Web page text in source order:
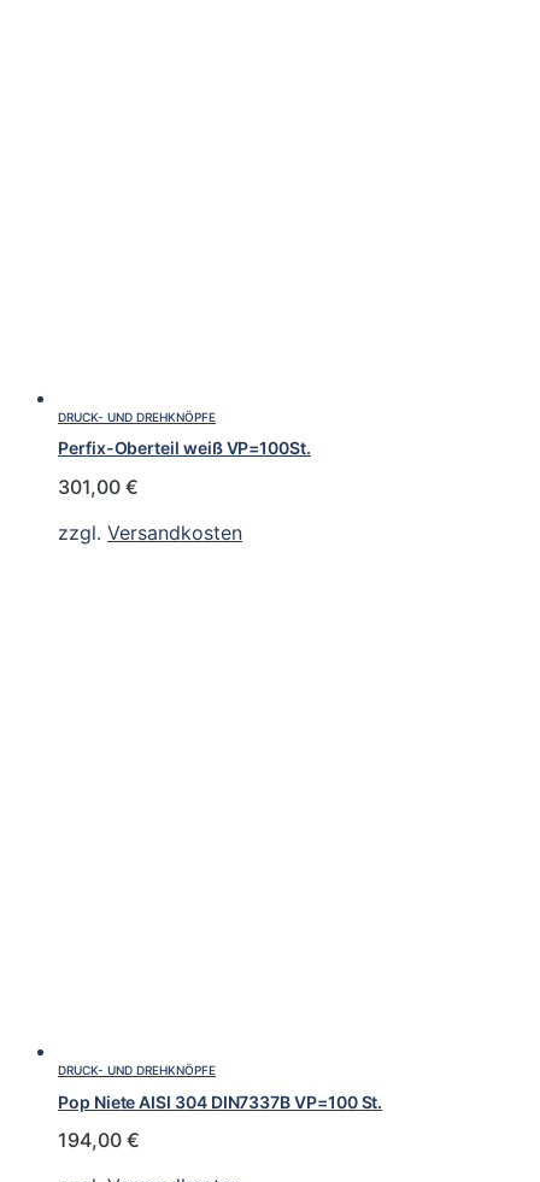
DRUCK- UND DREHKNÖPFE
Perfix-Oberteil weiß VP=100St.
301,00 €
zzgl. Versandkosten
DRUCK- UND DREHKNÖPFE
Pop Niete AISI 304 DIN7337B VP=100 St.
194,00 €